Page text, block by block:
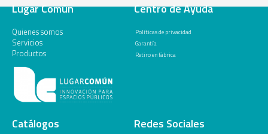
Lugar Común
Quienes somos
Servicios
Productos
Centro de Ayuda
Políticas de privacidad
Garantía
Retiro en fábrica
Catálogos Redes Sociales